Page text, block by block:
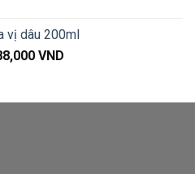
VND.là:
479,000 VND.
vị dâu 200ml
VND
38,000 VND